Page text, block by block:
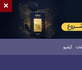
آرشیو
×